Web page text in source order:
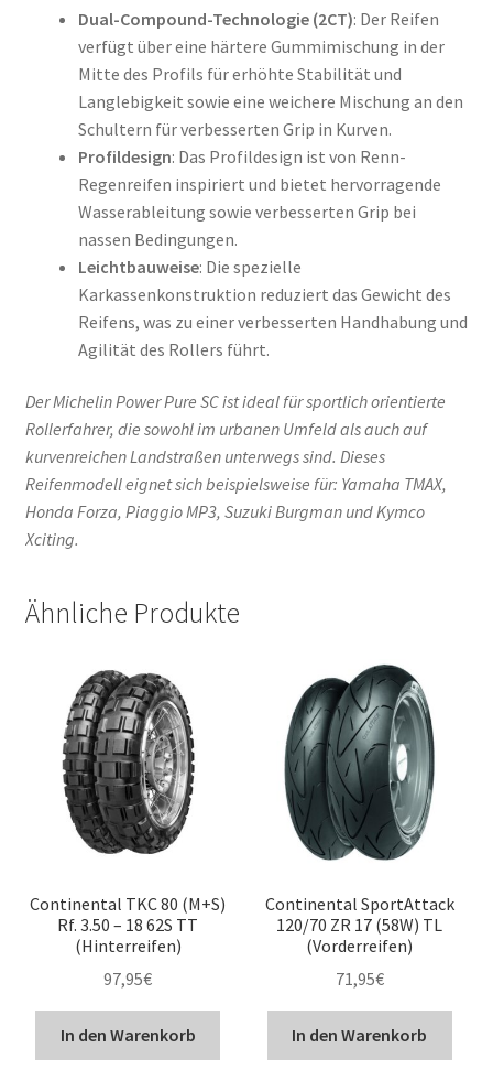
Dual-Compound-Technologie (2CT): Der Reifen
verfügt über eine härtere Gummimischung in der
Mitte des Profils für erhöhte Stabilität und
Langlebigkeit sowie eine weichere Mischung an den
Schultern für verbesserten Grip in Kurven.
Profildesign: Das Profildesign ist von Renn-
Regenreifen inspiriert und bietet hervorragende
Wasserableitung sowie verbesserten Grip bei
nassen Bedingungen.
Leichtbauweise: Die spezielle
Karkassenkonstruktion reduziert das Gewicht des
Reifens, was zu einer verbesserten Handhabung und
Agilität des Rollers führt.
Der Michelin Power Pure SC ist ideal für sportlich orientierte
Rollerfahrer, die sowohl im urbanen Umfeld als auch auf
kurvenreichen Landstraßen unterwegs sind. Dieses
Reifenmodell eignet sich beispielsweise für: Yamaha TMAX,
Honda Forza, Piaggio MP3, Suzuki Burgman und Kymco
Xciting.
Ähnliche Produkte
Continental TKC 80 (M+S)
Rf. 3.50 – 18 62S TT
(Hinterreifen)
97,95€
In den Warenkorb
Continental SportAttack
120/70 ZR 17 (58W) TL
(Vorderreifen)
71,95€
In den Warenkorb